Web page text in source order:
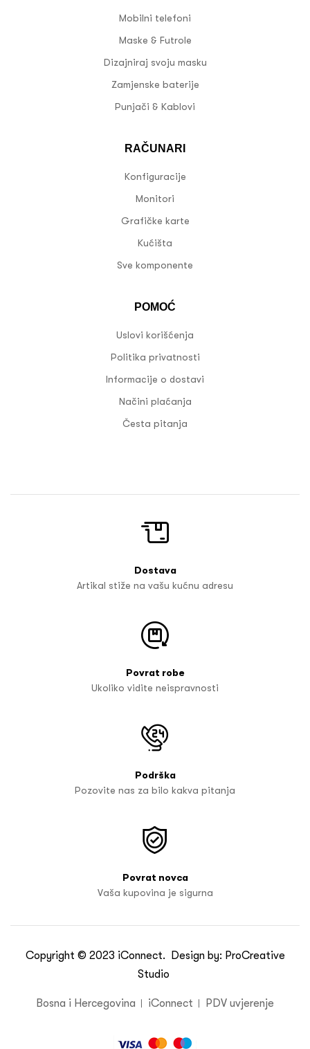
Mobilni telefoni
Maske & Futrole
Dizajniraj svoju masku
Zamjenske baterije
Punjači & Kablovi
RAČUNARI
Konfiguracije
Monitori
Grafičke karte
Kućišta
Sve komponente
POMOĆ
Uslovi korišćenja
Politika privatnosti
Informacije o dostavi
Načini plaćanja
Česta pitanja
Dostava
Artikal stiže na vašu kućnu adresu
Povrat robe
Ukoliko vidite neispravnosti
Podrška
Pozovite nas za bilo kakva pitanja
Povrat novca
Vaša kupovina je sigurna
Copyright © 2023 iConnect. Design by: ProCreative
Studio
Bosna i Hercegovina iConnect PDV uvjerenje